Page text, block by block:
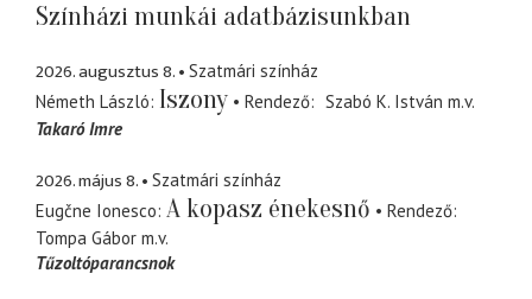
Színházi munkái adatbázisunkban
2026. augusztus 8.
Szatmári színház
Németh László Iszony Rendező Szabó K. István m.v.
Takaró Imre
2026. május 8.
Szatmári színház
Eugčne Ionesco A kopasz énekesnő
Rendező
Tompa Gábor m.v.
Tűzoltóparancsnok